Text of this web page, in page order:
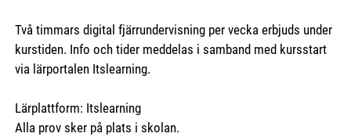
Två timmars digital fjärrundervisning per vecka erbjuds under
kurstiden. Info och tider meddelas i samband med kursstart
via lärportalen Itslearning.
Lärplattform: Itslearning
Alla prov sker på plats i skolan.